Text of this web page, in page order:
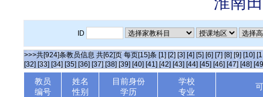
ID
>>>共[924]条教员信息 共[62]页 每页[15]条 [1] [2] [3] [4] [5] [6] [7] [8] [9] [10]
[32] [33] [34] [35] [36] [37] [38] [39] [40] [41] [42] [43] [44] [45] [46] [47] [48]
教员
编号
姓名
性别
目前身份
学历
学校
专业